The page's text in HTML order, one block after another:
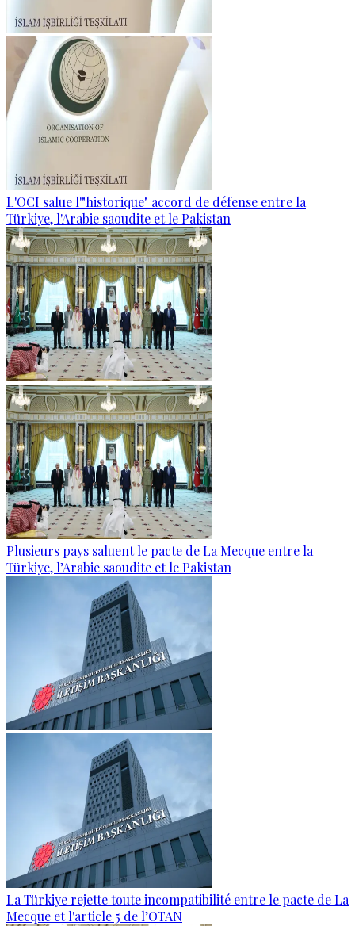
L'OCI salue l'"historique" accord de défense entre la
Türkiye, l'Arabie saoudite et le Pakistan
Plusieurs pays saluent le pacte de La Mecque entre la
Türkiye, l’Arabie saoudite et le Pakistan
La Türkiye rejette toute incompatibilité entre le pacte de La
Mecque et l'article 5 de l’OTAN